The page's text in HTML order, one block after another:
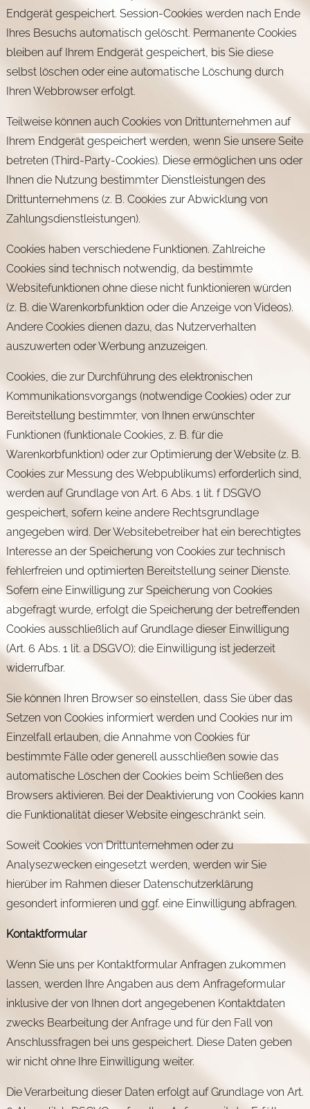
Endgerät gespeichert. Session-Cookies werden nach Ende
Ihres Besuchs automatisch gelöscht. Permanente Cookies
bleiben auf Ihrem Endgerät gespeichert, bis Sie diese
selbst löschen oder eine automatische Löschung durch
Ihren Webbrowser erfolgt.
Teilweise können auch Cookies von Drittunternehmen auf
Ihrem Endgerät gespeichert werden, wenn Sie unsere Seite
betreten (Third-Party-Cookies). Diese ermöglichen uns oder
Ihnen die Nutzung bestimmter Dienstleistungen des
Drittunternehmens (z. B. Cookies zur Abwicklung von
Zahlungsdienstleistungen).
Cookies haben verschiedene Funktionen. Zahlreiche
Cookies sind technisch notwendig, da bestimmte
Websitefunktionen ohne diese nicht funktionieren würden
(z. B. die Warenkorbfunktion oder die Anzeige von Videos).
Andere Cookies dienen dazu, das Nutzerverhalten
auszuwerten oder Werbung anzuzeigen.
Cookies, die zur Durchführung des elektronischen
Kommunikationsvorgangs (notwendige Cookies) oder zur
Bereitstellung bestimmter, von Ihnen erwünschter
Funktionen (funktionale Cookies, z. B. für die
Warenkorbfunktion) oder zur Optimierung der Website (z. B.
Cookies zur Messung des Webpublikums) erforderlich sind,
werden auf Grundlage von Art. 6 Abs. 1 lit. f DSGVO
gespeichert, sofern keine andere Rechtsgrundlage
angegeben wird. Der Websitebetreiber hat ein berechtigtes
Interesse an der Speicherung von Cookies zur technisch
fehlerfreien und optimierten Bereitstellung seiner Dienste.
Sofern eine Einwilligung zur Speicherung von Cookies
abgefragt wurde, erfolgt die Speicherung der betreffenden
Cookies ausschließlich auf Grundlage dieser Einwilligung
(Art. 6 Abs. 1 lit. a DSGVO); die Einwilligung ist jederzeit
widerrufbar.
Sie können Ihren Browser so einstellen, dass Sie über das
Setzen von Cookies informiert werden und Cookies nur im
Einzelfall erlauben, die Annahme von Cookies für
bestimmte Fälle oder generell ausschließen sowie das
automatische Löschen der Cookies beim Schließen des
Browsers aktivieren. Bei der Deaktivierung von Cookies kann
die Funktionalität dieser Website eingeschränkt sein.
Soweit Cookies von Drittunternehmen oder zu
Analysezwecken eingesetzt werden, werden wir Sie
hierüber im Rahmen dieser Datenschutzerklärung
gesondert informieren und ggf. eine Einwilligung abfragen.
Kontaktformular
Wenn Sie uns per Kontaktformular Anfragen zukommen
lassen, werden Ihre Angaben aus dem Anfrageformular
inklusive der von Ihnen dort angegebenen Kontaktdaten
zwecks Bearbeitung der Anfrage und für den Fall von
Anschlussfragen bei uns gespeichert. Diese Daten geben
wir nicht ohne Ihre Einwilligung weiter.
Die Verarbeitung dieser Daten erfolgt auf Grundlage von Art.